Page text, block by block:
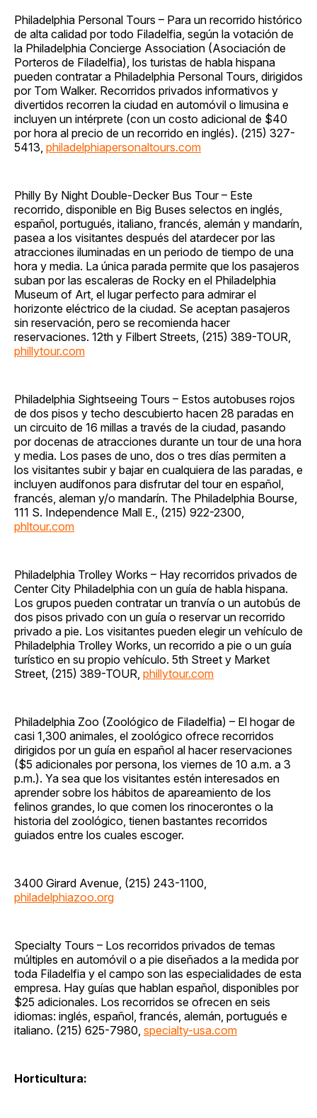
Philadelphia Personal Tours – Para un recorrido histórico
de alta calidad por todo Filadelfia, según la votación de
la Philadelphia Concierge Association (Asociación de
Porteros de Filadelfia), los turistas de habla hispana
pueden contratar a Philadelphia Personal Tours, dirigidos
por Tom Walker. Recorridos privados informativos y
divertidos recorren la ciudad en automóvil o limusina e
incluyen un intérprete (con un costo adicional de $40
por hora al precio de un recorrido en inglés). (215) 327-
5413, philadelphiapersonaltours.com
Philly By Night Double-Decker Bus Tour – Este
recorrido, disponible en Big Buses selectos en inglés,
español, portugués, italiano, francés, alemán y mandarín,
pasea a los visitantes después del atardecer por las
atracciones iluminadas en un periodo de tiempo de una
hora y media. La única parada permite que los pasajeros
suban por las escaleras de Rocky en el Philadelphia
Museum of Art, el lugar perfecto para admirar el
horizonte eléctrico de la ciudad. Se aceptan pasajeros
sin reservación, pero se recomienda hacer
reservaciones. 12th y Filbert Streets, (215) 389-TOUR,
phillytour.com
Philadelphia Sightseeing Tours – Estos autobuses rojos
de dos pisos y techo descubierto hacen 28 paradas en
un circuito de 16 millas a través de la ciudad, pasando
por docenas de atracciones durante un tour de una hora
y media. Los pases de uno, dos o tres días permiten a
los visitantes subir y bajar en cualquiera de las paradas, e
incluyen audífonos para disfrutar del tour en español,
francés, aleman y/o mandarín. The Philadelphia Bourse,
111 S. Independence Mall E., (215) 922-2300,
phltour.com
Philadelphia Trolley Works – Hay recorridos privados de
Center City Philadelphia con un guía de habla hispana.
Los grupos pueden contratar un tranvía o un autobús de
dos pisos privado con un guía o reservar un recorrido
privado a pie. Los visitantes pueden elegir un vehículo de
Philadelphia Trolley Works, un recorrido a pie o un guía
turístico en su propio vehículo. 5th Street y Market
Street, (215) 389-TOUR, phillytour.com
Philadelphia Zoo (Zoológico de Filadelfia) – El hogar de
casi 1,300 animales, el zoológico ofrece recorridos
dirigidos por un guía en español al hacer reservaciones
($5 adicionales por persona, los viernes de 10 a.m. a 3
p.m.). Ya sea que los visitantes estén interesados en
aprender sobre los hábitos de apareamiento de los
felinos grandes, lo que comen los rinocerontes o la
historia del zoológico, tienen bastantes recorridos
guiados entre los cuales escoger.
3400 Girard Avenue, (215) 243-1100,
philadelphiazoo.org
Specialty Tours – Los recorridos privados de temas
múltiples en automóvil o a pie diseñados a la medida por
toda Filadelfia y el campo son las especialidades de esta
empresa. Hay guías que hablan español, disponibles por
$25 adicionales. Los recorridos se ofrecen en seis
idiomas: inglés, español, francés, alemán, portugués e
italiano. (215) 625-7980, specialty-usa.com
Horticultura: